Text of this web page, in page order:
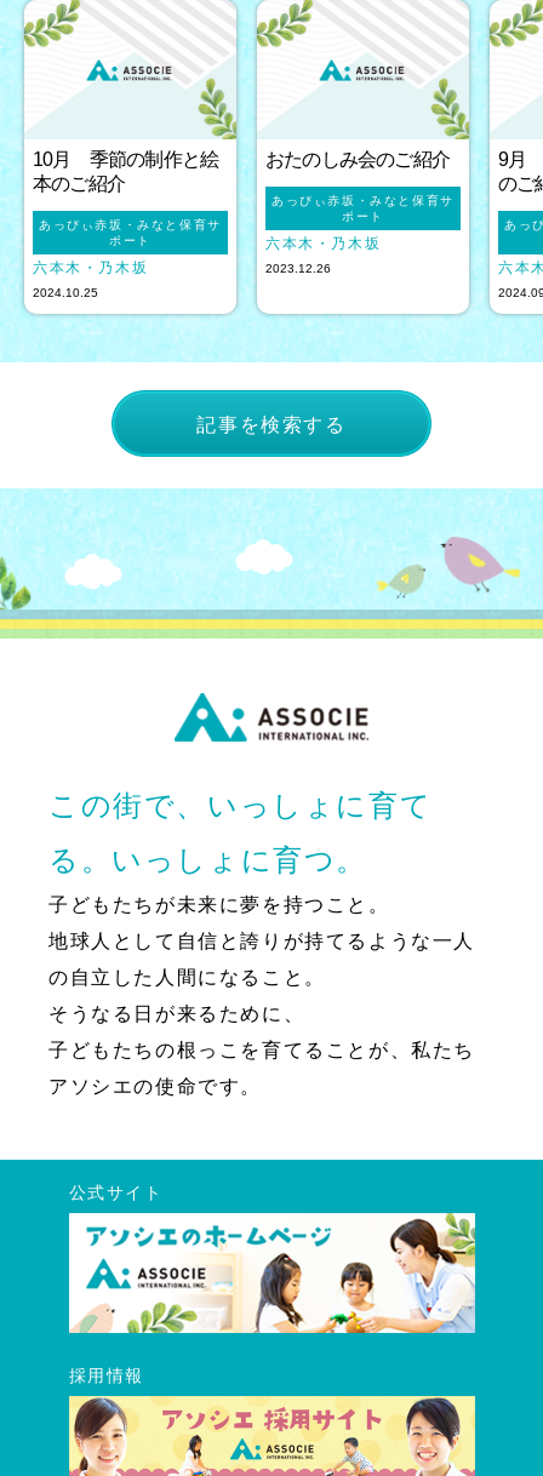
10月 季節の制作と絵
本のご紹介
あっぴぃ赤坂・みなと保育サ
ポート
六本木・乃木坂
2024.10.25
おたのしみ会のご紹介
あっぴぃ赤坂・みなと保育サ
ポート
六本木・乃木坂
2023.12.26
9月
のご
あっ
六本
記事を検索する
この街で、いっしょに育て
る。いっしょに育つ。
子どもたちが未来に夢を持つこと。
地球人として自信と誇りが持てるような一人
の自立した人間になること。
そうなる日が来るために、
子どもたちの根っこを育てることが、私たち
アソシエの使命です。
公式サイト
採用情報